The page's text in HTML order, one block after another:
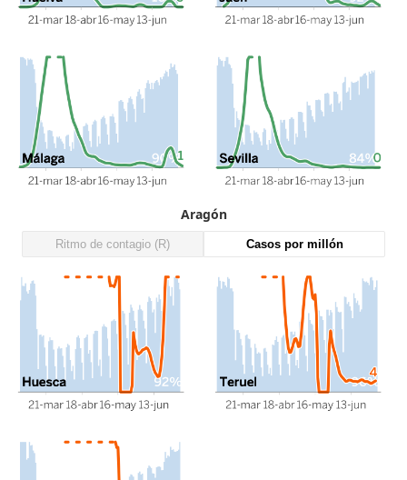
Aragón
Ritmo de contagio (R) Casos por millón